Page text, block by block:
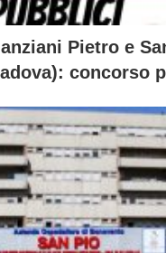
Pietro e
concorso